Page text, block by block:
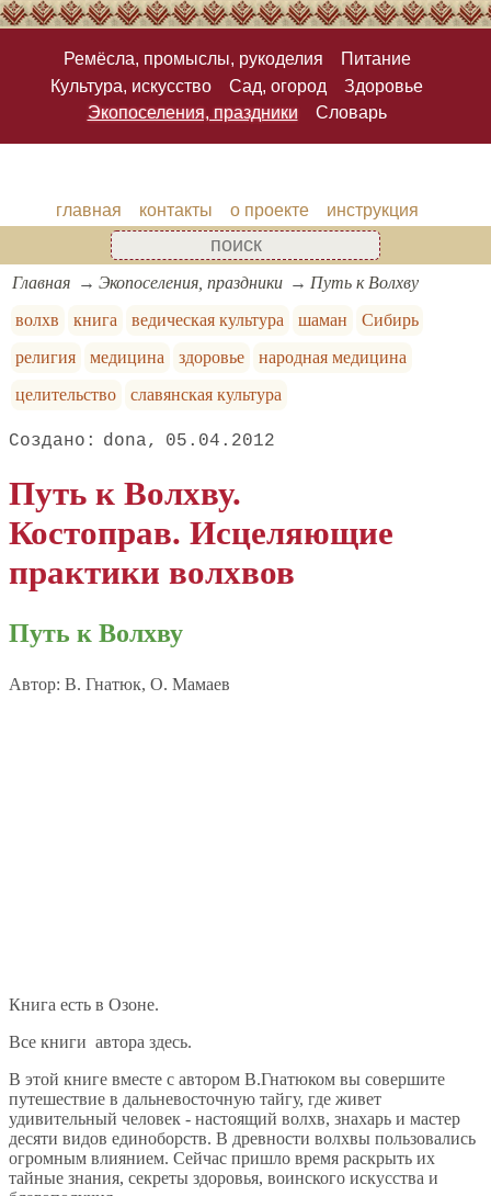
Ремёсла, промыслы, рукоделия
Питание
Культура, искусство
Сад, огород
Здоровье
Экопоселения, праздники
Словарь
главная контакты о проекте инструкция
Главная Экопоселения, праздники
Путь к Волхву
волхв
книга ведическая культура шаман
Сибирь
религия
медицина здоровье
народная медицина
целительство
славянская культура
dona 05.04.2012
Путь к Волхву.
Костоправ. Исцеляющие
практики волхвов
Путь к Волхву
Автор: В. Гнатюк, О. Мамаев
Книга есть в Озоне.
Все книги автора здесь.
В этой книге вместе с автором В.Гнатюком вы совершите
путешествие в дальневосточную тайгу, где живет
удивительный человек - настоящий волхв, знахарь и мастер
десяти видов единоборств. В древности волхвы пользовались
огромным влиянием. Сейчас пришло время раскрыть их
тайные знания, секреты здоровья, воинского искусства и